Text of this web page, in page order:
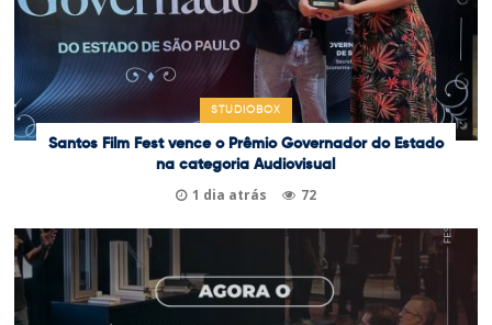
STUDIOBOX
Santos Film Fest vence o Prêmio Governador do Estado
na categoria Audiovisual
1 dia atrás 72